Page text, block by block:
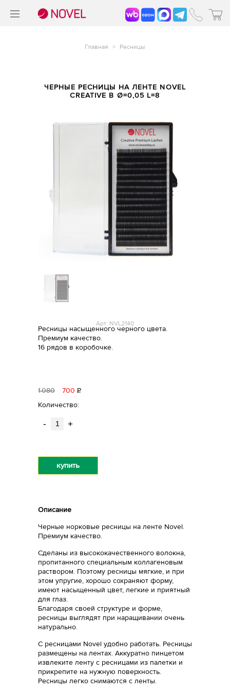
Главная > Ресницы
ЧЕРНЫЕ РЕСНИЦЫ НА ЛЕНТЕ NOVEL
CREATIVE B Ø=0,05 L=8
Арт: NVL2140
Ресницы насыщенного черного цвета.
Премиум качество.
16 рядов в коробочке.
1080 700 Р
Количество:
- +
купить
Описание
Черные норковые ресницы на ленте Novel.
Премиум качество.
Сделаны из высококачественного волокна,
пропитанного специальным коллагеновым
раствором. Поэтому ресницы мягкие, и при
этом упругие, хорошо сохраняют форму,
имеют насыщенный цвет, легкие и приятный
для глаз.
Благодаря своей структуре и форме,
ресницы выглядят при наращивании очень
натурально.
С ресницами Novel удобно работать. Ресницы
размещены на лентах. Аккуратно пинцетом
извлеките ленту с ресницами из палетки и
прикрепите на нужную поверхность.
Ресницы легко снимаются с ленты.